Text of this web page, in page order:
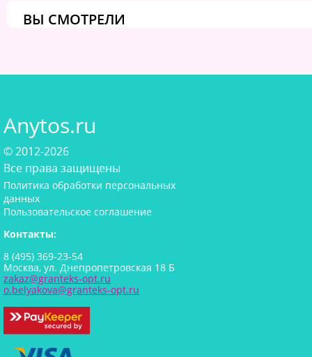
ВЫ СМОТРЕЛИ
Anytos.ru
© 2012-2026
Все права защищены
Политика обработки персональных
данных
Пользовательское соглашение
Контакты:
8 (495) 369-23-54
Москва, ул. Днепропетровская 18 Б
zakaz@granteks-opt.ru
o.belyakova@granteks-opt.ru